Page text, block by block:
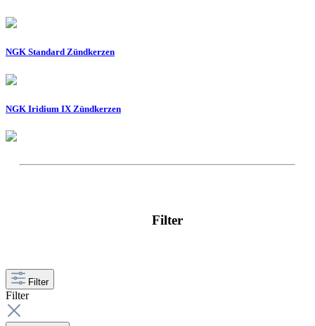
NGK Standard Zündkerzen
NGK Iridium IX Zündkerzen
Filter
Filter
Filter